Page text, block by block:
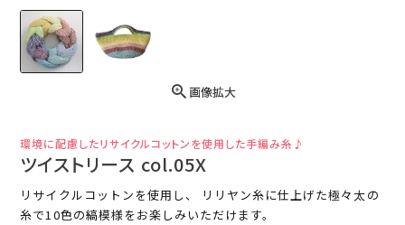
画像拡大
環境に配慮したリサイクルコットンを使用した手編み糸♪
ツイストリース col.05X
リサイクルコットンを使用し、 リリヤン糸に仕上げた極々太の
糸で10色の縞模様をお楽しみいただけます。